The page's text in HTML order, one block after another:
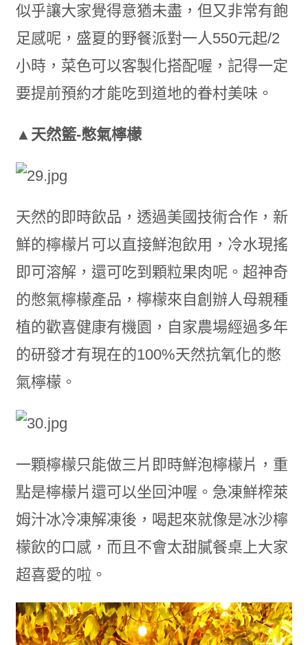
似乎讓大家覺得意猶未盡，但又非常有飽
足感呢，盛夏的野餐派對一人550元起/2
小時，菜色可以客製化搭配喔，記得一定
要提前預約才能吃到道地的眷村美味。
▲天然籃-憋氣檸檬
天然的即時飲品，透過美國技術合作，新
鮮的檸檬片可以直接鮮泡飲用，冷水現搖
即可溶解，還可吃到顆粒果肉呢。超神奇
的憋氣檸檬產品，檸檬來自創辦人母親種
植的歡喜健康有機園，自家農場經過多年
的研發才有現在的100%天然抗氧化的憋
氣檸檬。
一顆檸檬只能做三片即時鮮泡檸檬片，重
點是檸檬片還可以坐回沖喔。急凍鮮榨萊
姆汁冰冷凍解凍後，喝起來就像是冰沙檸
檬飲的口感，而且不會太甜膩餐桌上大家
超喜愛的啦。